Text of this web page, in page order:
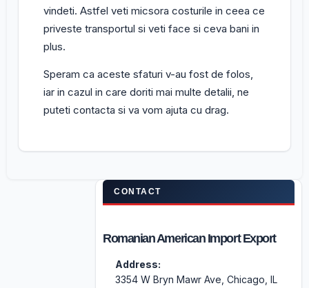
vindeti. Astfel veti micsora costurile in ceea ce
priveste transportul si veti face si ceva bani in
plus.
Speram ca aceste sfaturi v-au fost de folos,
iar in cazul in care doriti mai multe detalii, ne
puteti contacta si va vom ajuta cu drag.
CONTACT
Romanian American Import Export
Address:
3354 W Bryn Mawr Ave, Chicago, IL